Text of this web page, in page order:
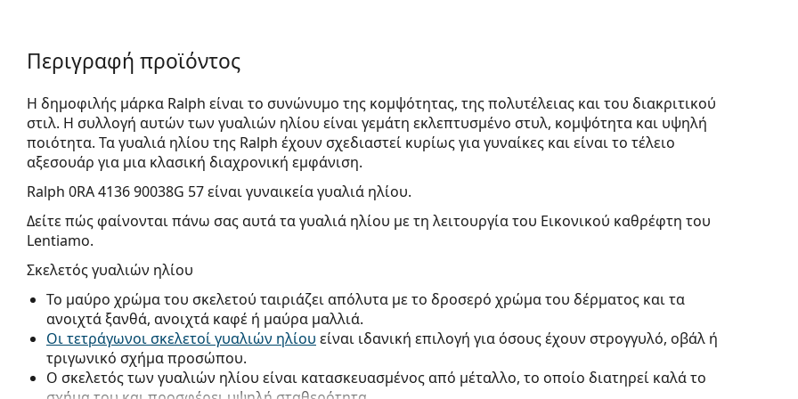
Περιγραφή προϊόντος
Η δημοφιλής μάρκα Ralph είναι το συνώνυμο της κομψότητας, της πολυτέλειας και του διακριτικού
στιλ. Η συλλογή αυτών των γυαλιών ηλίου είναι γεμάτη εκλεπτυσμένο στυλ, κομψότητα και υψηλή
ποιότητα. Τα γυαλιά ηλίου της Ralph έχουν σχεδιαστεί κυρίως για γυναίκες και είναι το τέλειο
αξεσουάρ για μια κλασική διαχρονική εμφάνιση.
Ralph 0RA 4136 90038G 57είναι γυναικεία γυαλιά ηλίου.
Δείτε πώς φαίνονται πάνω σας αυτά τα γυαλιά ηλίου με τη λειτουργία του Εικονικού καθρέφτη του
Lentiamo.
Σκελετός γυαλιών ηλίου
Το μαύρο χρώμα του σκελετού ταιριάζει απόλυτα με το δροσερό χρώμα του δέρματος και τα
ανοιχτά ξανθά, ανοιχτά καφέ ή μαύρα μαλλιά.
Οι τετράγωνοι σκελετοί γυαλιών ηλίου είναι ιδανική επιλογή για όσους έχουν στρογγυλό, οβάλ ή
τριγωνικό σχήμα προσώπου.
Ο σκελετός των γυαλιών ηλίου είναι κατασκευασμένος από μέταλλο, το οποίο διατηρεί καλά το